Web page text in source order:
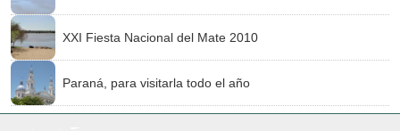
XXI Fiesta Nacional del Mate 2010
Paraná, para visitarla todo el año